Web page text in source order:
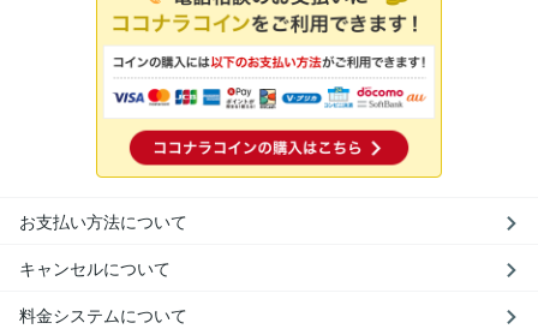
お支払い方法について
キャンセルについて
料金システムについて